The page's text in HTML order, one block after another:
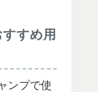
すめ用
ンプで使